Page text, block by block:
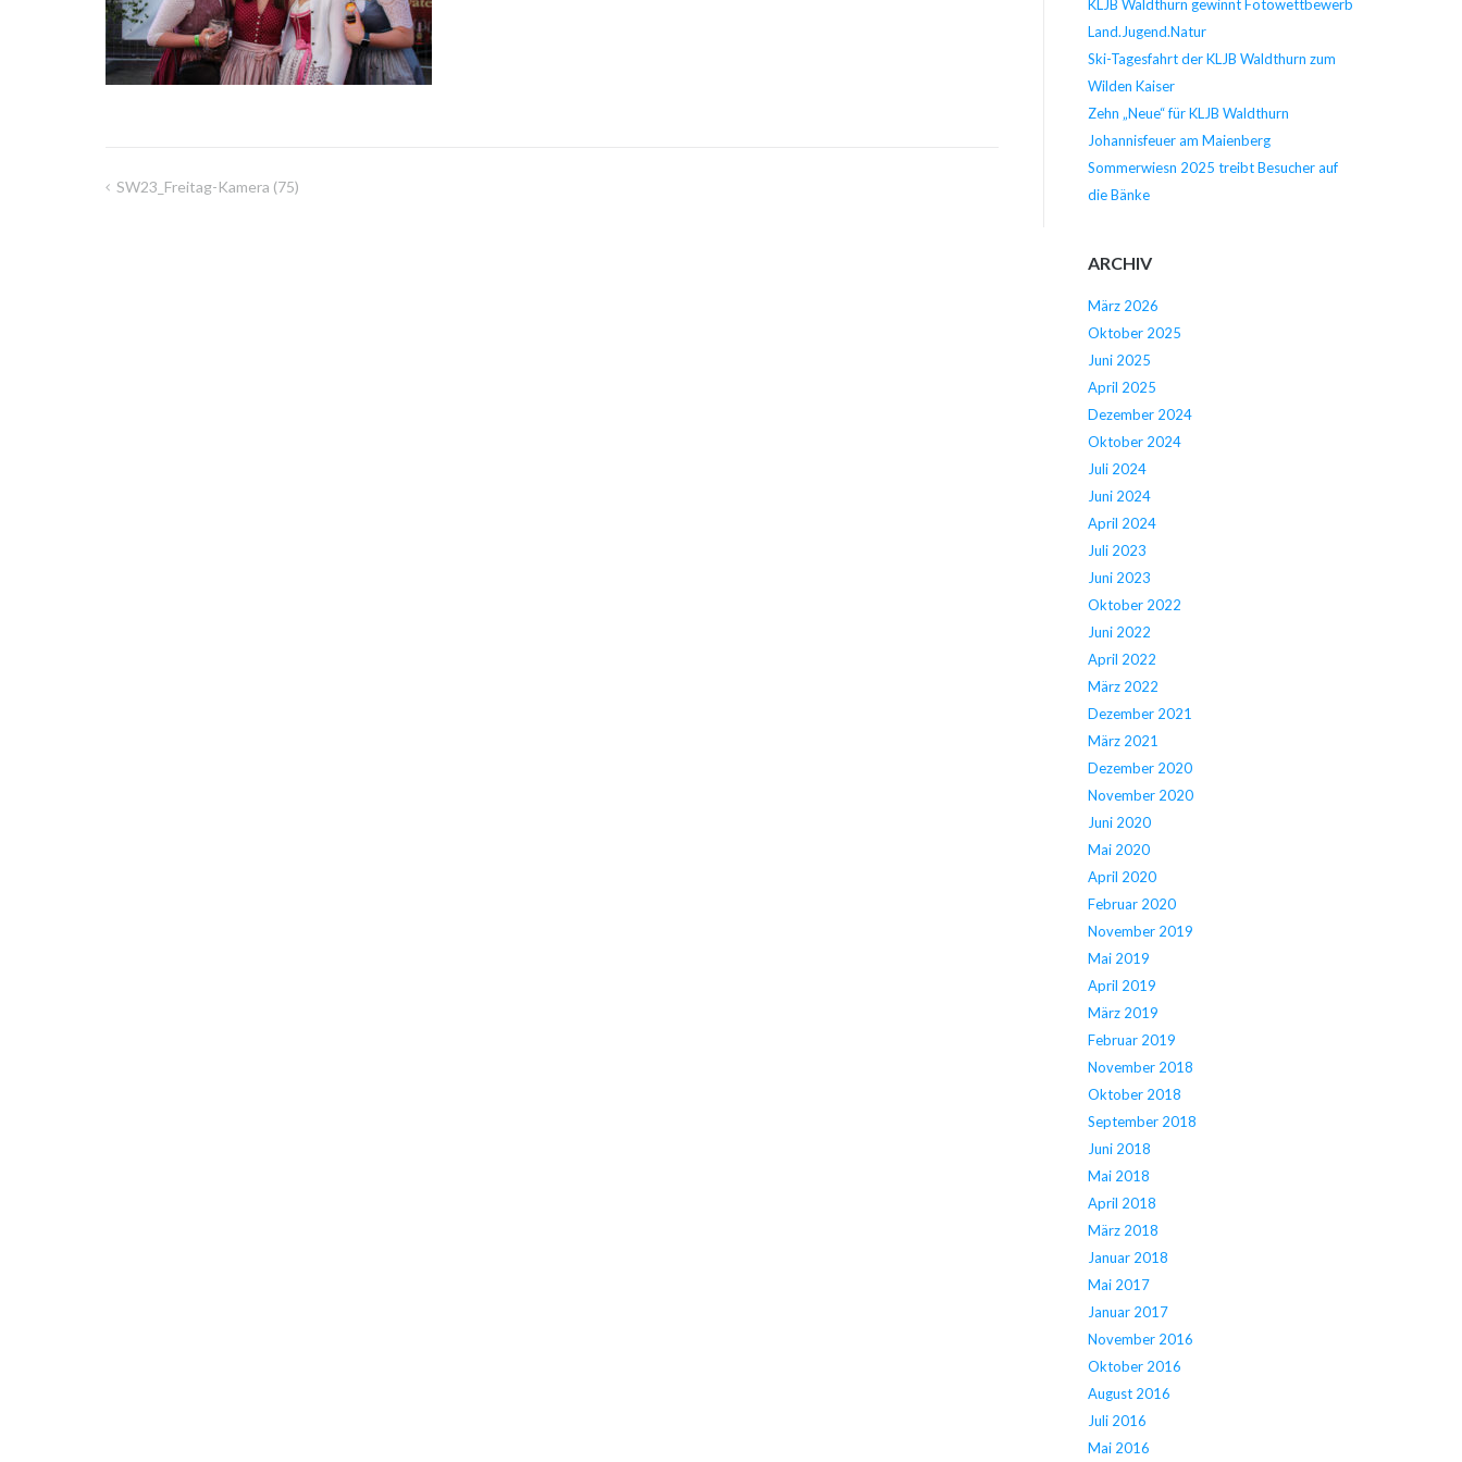
Beitragsnavigation
SW23_Freitag-Kamera (75)
KLJB Waldthurn gewinnt Fotowettbewerb
Land.Jugend.Natur
Ski-Tagesfahrt der KLJB Waldthurn zum
Wilden Kaiser
Zehn „Neue“ für KLJB Waldthurn
Johannisfeuer am Maienberg
Sommerwiesn 2025 treibt Besucher auf
die Bänke
ARCHIV
März 2026
Oktober 2025
Juni 2025
April 2025
Dezember 2024
Oktober 2024
Juli 2024
Juni 2024
April 2024
Juli 2023
Juni 2023
Oktober 2022
Juni 2022
April 2022
März 2022
Dezember 2021
März 2021
Dezember 2020
November 2020
Juni 2020
Mai 2020
April 2020
Februar 2020
November 2019
Mai 2019
April 2019
März 2019
Februar 2019
November 2018
Oktober 2018
September 2018
Juni 2018
Mai 2018
April 2018
März 2018
Januar 2018
Mai 2017
Januar 2017
November 2016
Oktober 2016
August 2016
Juli 2016
Mai 2016